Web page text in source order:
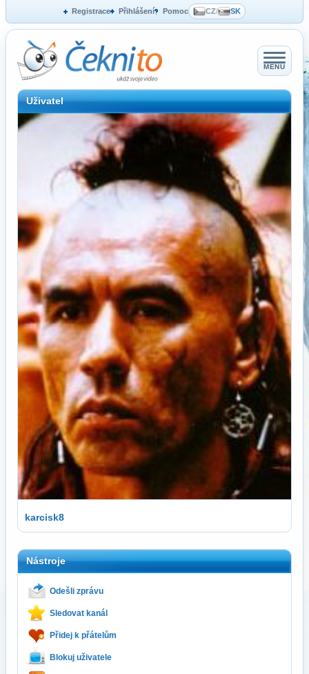
Registrace Přihlášení Pomoc CZ/ SK
MENU
Uživatel
karcisk8
Nástroje
Odešli zprávu
Sledovat kanál
Přidej k přátelům
Blokuj uživatele